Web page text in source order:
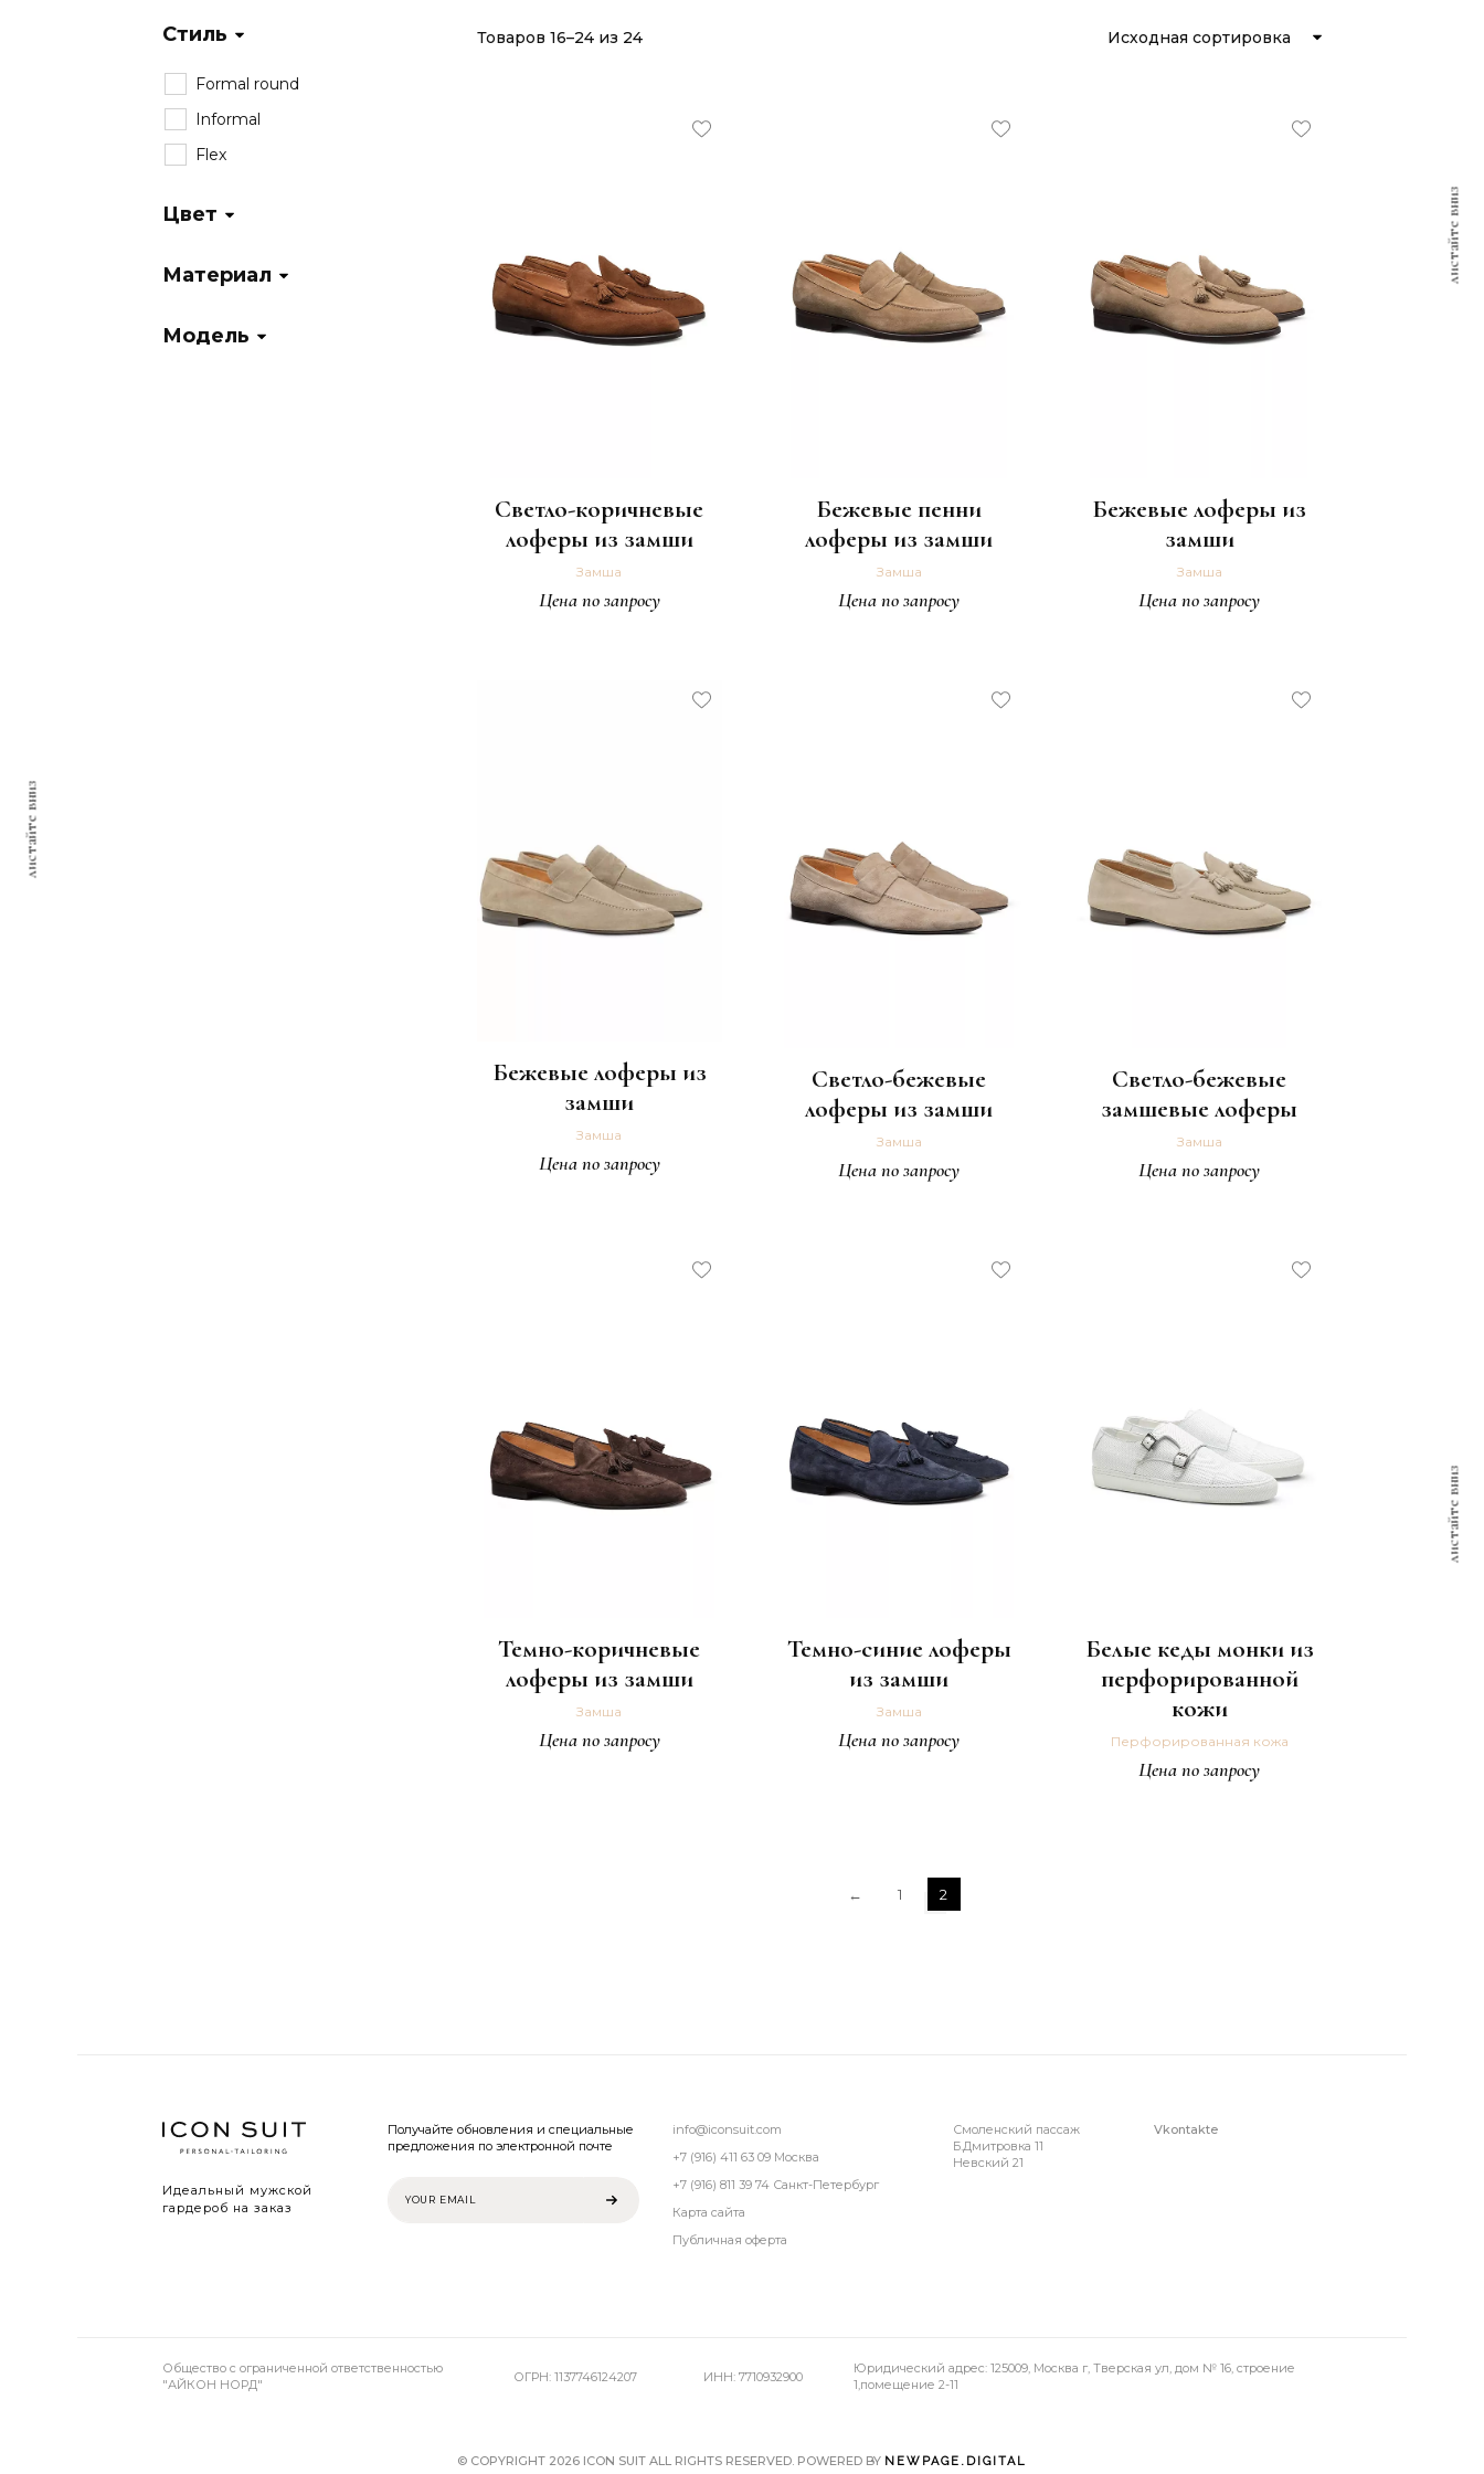
Стиль
Formal round
Informal
Flex
Цвет
Материал
Модель
Товаров 16–24 из 24 Исходная сортировка
Светло-коричневые
лоферы из замши
Замша
Цена по запросу
Бежевые пенни
лоферы из замши
Замша
Цена по запросу
Бежевые лоферы из
замши
Замша
Цена по запросу
Бежевые лоферы из
замши
Замша
Цена по запросу
Светло-бежевые
лоферы из замши
Замша
Цена по запросу
Светло-бежевые
замшевые лоферы
Замша
Цена по запросу
Темно-коричневые
лоферы из замши
Замша
Цена по запросу
Темно-синие лоферы
из замши
Замша
Цена по запросу
Белые кеды монки из
перфорированной
кожи
Перфорированная кожа
Цена по запросу
← 1 2
листайте вниз
листайте вниз
листайте вниз
Идеальный мужской
гардероб на заказ
Получайте обновления и специальные
предложения по электронной почте
info@iconsuit.com
+7 (916) 411 63 09 Москва
+7 (916) 811 39 74 Санкт-Петербург
Карта сайта
Публичная оферта
Смоленский пассаж
Б.Дмитровка 11
Невский 21
Vkontakte
Общество с ограниченной ответственностью
"АЙКОН НОРД"
ОГРН: 1137746124207 ИНН: 7710932900
Юридический адрес: 125009, Москва г, Тверская ул, дом № 16, строение
1,помещение 2-11
© COPYRIGHT 2026 ICON SUIT ALL RIGHTS RESERVED. POWERED BY NEWPAGE.DIGITAL